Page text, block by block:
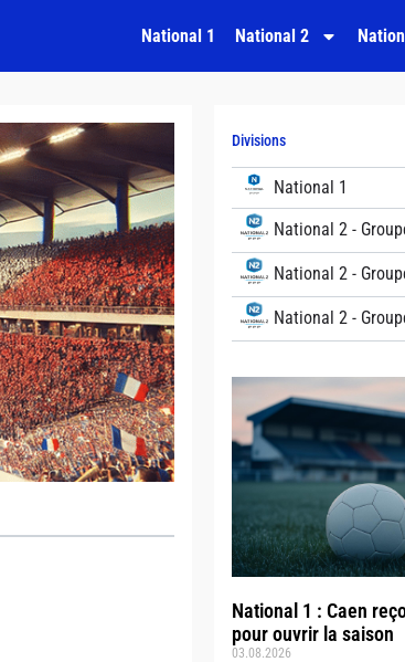
National 1 National 2
Divisions
National 1
National 2 -
National 2 -
National 2 -
National 1 : Caen
pour ouvrir la saison
03.08.2026